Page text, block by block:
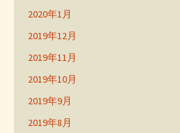
2020年1月
2019年12月
2019年11月
2019年10月
2019年9月
2019年8月